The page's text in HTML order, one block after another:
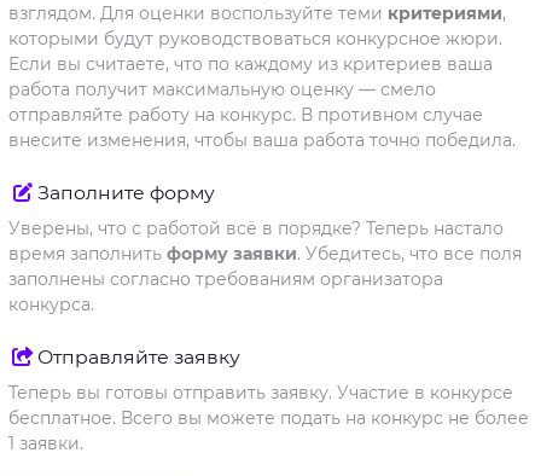
взглядом. Для оценки воспользуйте теми критериями,
которыми будут руководствоваться конкурсное жюри.
Если вы считаете, что по каждому из критериев ваша
работа получит максимальную оценку — смело
отправляйте работу на конкурс. В противном случае
внесите изменения, чтобы ваша работа точно победила.
Заполните форму
Уверены, что с работой всё в порядке? Теперь настало
время заполнить форму заявки. Убедитесь, что все поля
заполнены согласно требованиям организатора
конкурса.
Отправляйте заявку
Теперь вы готовы отправить заявку. Участие в конкурсе
бесплатное. Всего вы можете подать на конкурс не более
1 заявки.